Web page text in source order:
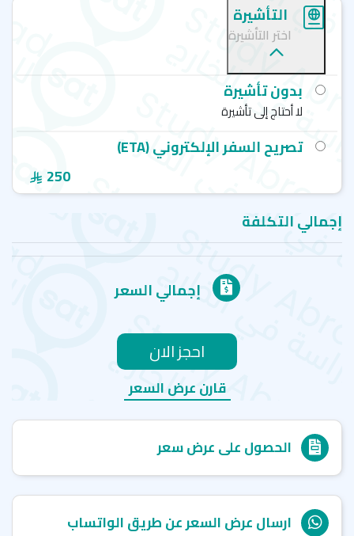
التأشيرة
اختر التأشيرة
بدون تأشيرة
لا أحتاج إلى تأشيرة
تصريح السفر الإلكتروني (ETA)
250
إجمالي التكلفة
إجمالي السعر
احجز الان
قارن عرض السعر
الحصول على عرض سعر
ارسال عرض السعر عن طريق الواتساب